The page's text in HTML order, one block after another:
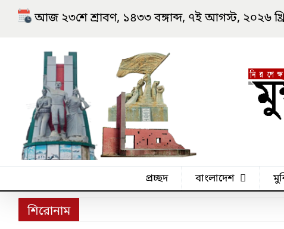
Skip
content
আজ ২৩শে শ্রাবণ, ১৪৩৩ বঙ্গাব্দ, ৭ই আগস্ট, ২০২৬
প্রচ্ছদ বাংলাদেশ
শিরোনাম